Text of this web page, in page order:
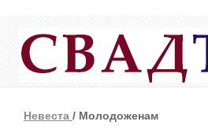
Невеста / Молодоженам